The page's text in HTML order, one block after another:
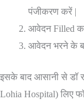
पंजीकरण करें |
आवेदन Filled
आवेदन भरने के
इसके बाद आसानी से डॉ
Lohia Hospital) लिए